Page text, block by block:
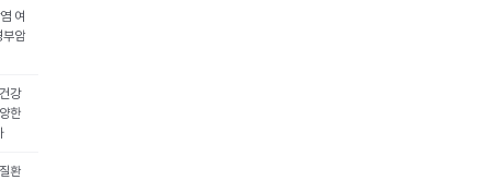
여
부암
강
한
환